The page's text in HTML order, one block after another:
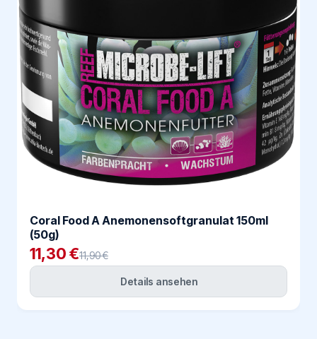
Coral Food A Anemonensoftgranulat 150ml
(50g)
11,30 €11,90 €
Details ansehen